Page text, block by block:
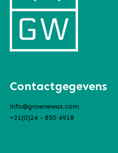
Contactgegevens
info@groenewas.com
+31(0)24 - 850 4918